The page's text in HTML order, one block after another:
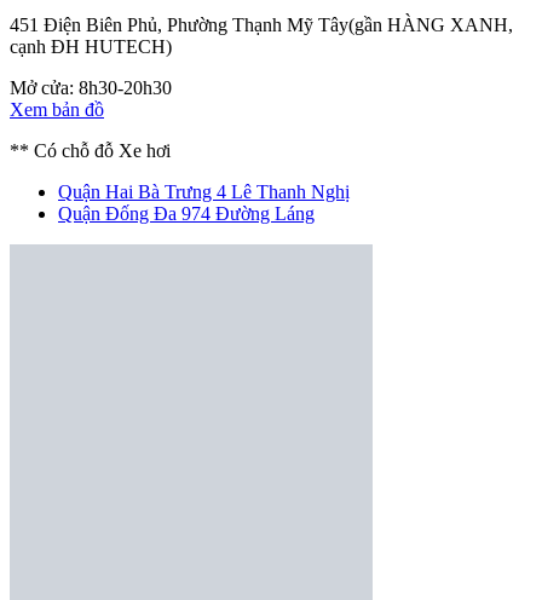
451 Điện Biên Phủ, Phường Thạnh Mỹ Tây(gần HÀNG XANH,
cạnh ĐH HUTECH)
Mở cửa: 8h30-20h30
Xem bản đồ
** Có chỗ đỗ Xe hơi
Quận Hai Bà Trưng 4 Lê Thanh Nghị
Quận Đống Đa 974 Đường Láng